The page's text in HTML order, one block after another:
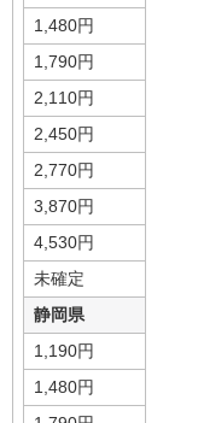
1,480円
1,790円
2,110円
2,450円
2,770円
3,870円
4,530円
未確定
静岡県
1,190円
1,480円